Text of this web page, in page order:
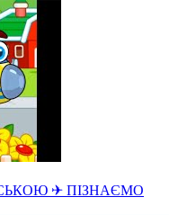
✈ ПІЗНАЄМО